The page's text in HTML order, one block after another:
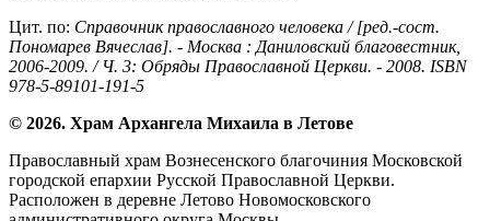
Цит. по: Справочник православного человека / [ред.-сост.
Пономарев Вячеслав]. - Москва : Даниловский благовестник,
2006-2009. / Ч. 3: Обряды Православной Церкви. - 2008. ISBN
978-5-89101-191-5
© 2026. Храм Архангела Михаила в Летове
Православный храм Вознесенского благочиния Московской
городской епархии Русской Православной Церкви.
Расположен в деревне Летово Новомосковского